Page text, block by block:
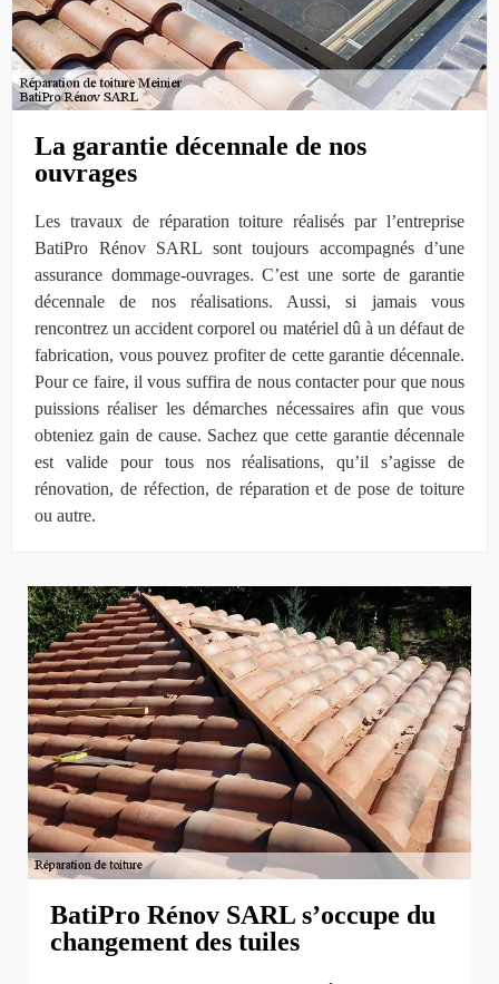
La garantie décennale de nos
ouvrages
Les travaux de réparation toiture réalisés par l’entreprise
BatiPro Rénov SARL sont toujours accompagnés d’une
assurance dommage-ouvrages. C’est une sorte de garantie
décennale de nos réalisations. Aussi, si jamais vous
rencontrez un accident corporel ou matériel dû à un défaut de
fabrication, vous pouvez profiter de cette garantie décennale.
Pour ce faire, il vous suffira de nous contacter pour que nous
puissions réaliser les démarches nécessaires afin que vous
obteniez gain de cause. Sachez que cette garantie décennale
est valide pour tous nos réalisations, qu’il s’agisse de
rénovation, de réfection, de réparation et de pose de toiture
ou autre.
BatiPro Rénov SARL s’occupe du
changement des tuiles